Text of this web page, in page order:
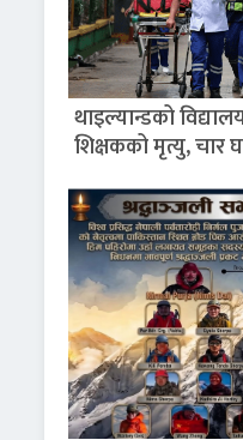
थाइल्यान्डको
शिक्षकको मृत्यु, चार